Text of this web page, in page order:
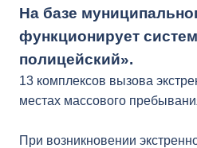
57; 40 по Владикавказской,
Щербакова, 38.
На базе
функционирует
полицейский».
13 комплексов вызова
местах массового
При возникновении